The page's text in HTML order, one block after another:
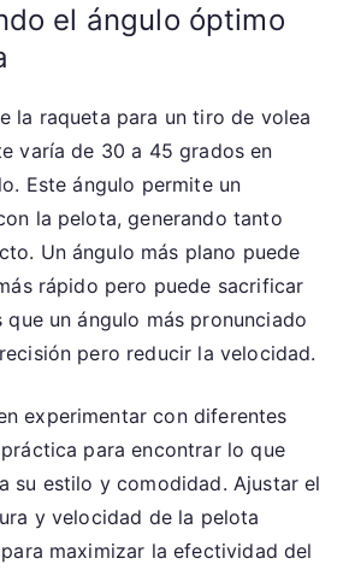
el ángulo óptimo
la raqueta para un tiro de volea
varía de 30 a 45 grados en
Este ángulo permite un
la pelota, generando tanto
Un ángulo más plano puede
rápido pero puede sacrificar
un ángulo más pronunciado
pero reducir la velocidad.
experimentar con diferentes
para encontrar lo que
su estilo y comodidad. Ajustar el
y velocidad de la pelota
maximizar la efectividad del